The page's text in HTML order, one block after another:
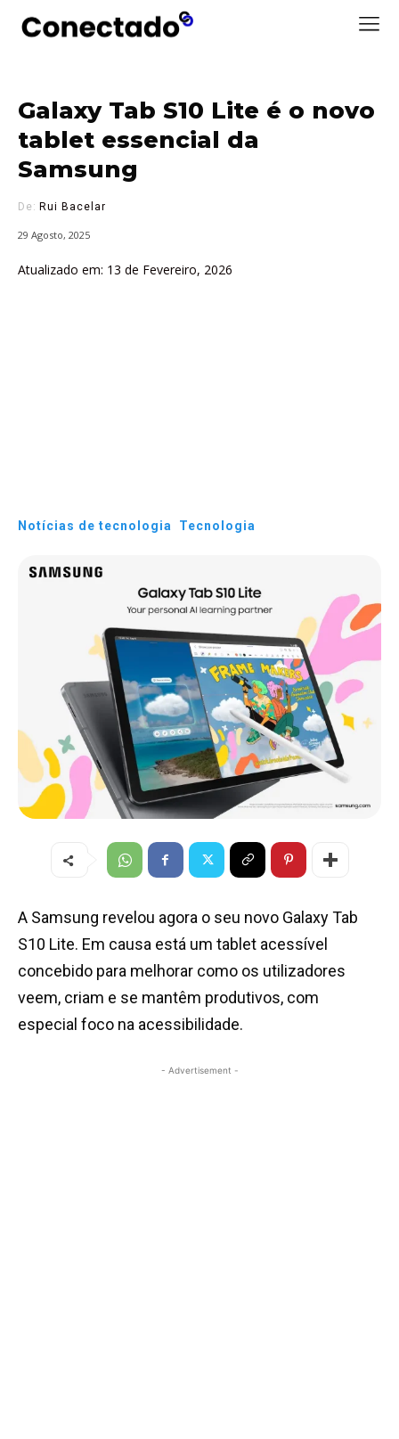
Galaxy Tab S10 Lite é o novo
tablet essencial da
Samsung
De: Rui Bacelar
29 Agosto, 2025
Atualizado em: 13 de Fevereiro, 2026
Notícias de tecnologia Tecnologia
A Samsung revelou agora o seu novo Galaxy Tab
S10 Lite. Em causa está um tablet acessível
concebido para melhorar como os utilizadores
veem, criam e se mantêm produtivos, com
especial foco na acessibilidade.
- Advertisement -